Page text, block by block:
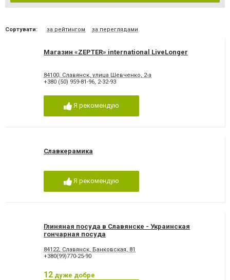
Сортувати: за рейтингом за переглядами
Магазин «ZEPTER» international LiveLonger
84100, Славянск, улица Шевченко, 2-а
+380 (50) 959-81-96, 2-32-93
Я рекомендую
Славкерамика
Я рекомендую
Глиняная посуда в Славянске - Украинская
гончарная посуда
84122, Славянск, Банковская, 81
+380(99)770-25-90
12 дуже добре